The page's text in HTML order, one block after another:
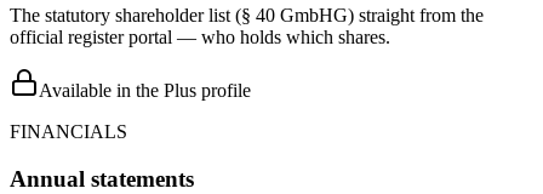
The statutory shareholder list (§ 40 GmbHG) straight from the
official register portal — who holds which shares.
Available in the Plus profile
FINANCIALS
Annual statements